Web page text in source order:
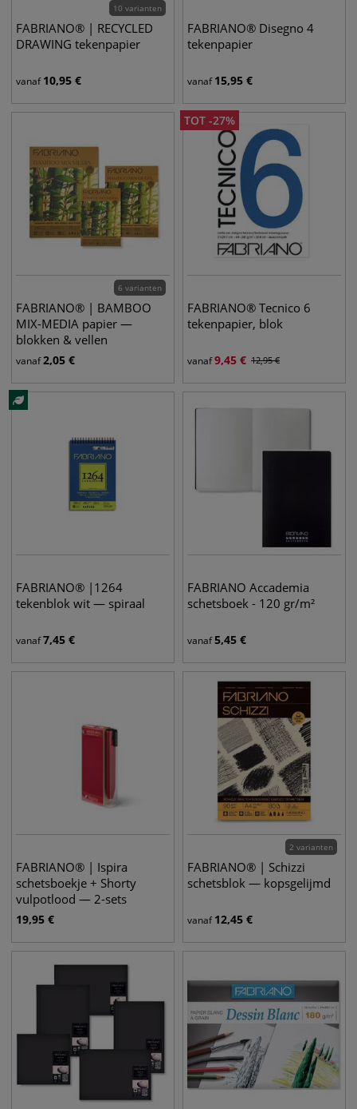
10 varianten
FABRIANO® | RECYCLED
DRAWING tekenpapier
vanaf 10,95 €
FABRIANO® Disegno 4
tekenpapier
vanaf 15,95 €
6 varianten
FABRIANO® | BAMBOO
MIX-MEDIA papier —
blokken & vellen
vanaf2,05 €
TOT -27%
FABRIANO® Tecnico 6
tekenpapier, blok
vanaf9,45 € 12,95€
FABRIANO® |1264
tekenblok wit — spiraal
vanaf7,45 €
FABRIANO Accademia
schetsboek - 120 gr/m²
vanaf5,45 €
FABRIANO® | Ispira
schetsboekje + Shorty
vulpotlood — 2-sets
19,95 €
2 varianten
FABRIANO® | Schizzi
schetsblok — kopsgelijmd
vanaf 12,45 €